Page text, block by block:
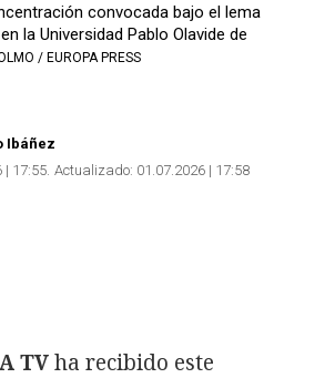
convocada bajo el lema
la Universidad Pablo Olavide de
/ EUROPA PRESS
Ibáñez
| 17:55 Actualizado: 01.07.2026 | 17:58
TVha recibido este